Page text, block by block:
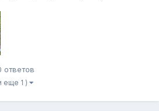
в крылья 3000р(за пару) 4.
5. стекло с трещиной, снял с
ответов
еще 1 )